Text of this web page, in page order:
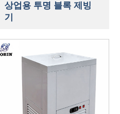
상업용 투명 블록 제빙
기